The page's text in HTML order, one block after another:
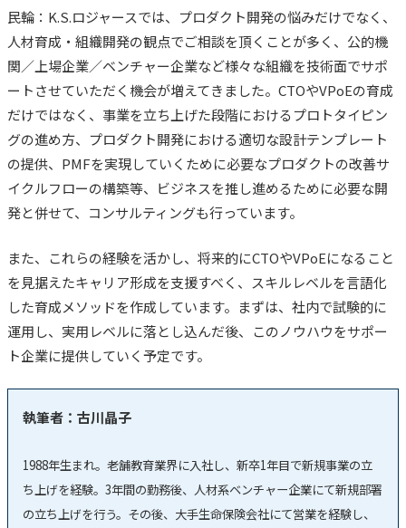
民輪：K.S.ロジャースでは、 プロダクト開発の悩みだけでなく、
人材育成・組織開発の観点でご相談を頂くことが多く、公的機
関／上場企業／ベンチャー企業など様々な組織を技術面でサポ
ートさせていただく機会が増えてきました。 CTOやVPoEの育成
だけではなく、 事業を立ち上げた段階におけるプロトタイピン
グの進め方、プロダクト開発における適切な設計テンプレート
の提供、PMFを実現していくために必要なプロダクトの改善サ
イクルフローの構築等、ビジネスを推し進めるために必要な開
発と併せて、コンサルティングも行っています。
また、これらの経験を活かし、将来的にCTOやVPoEになること
を見据えたキャリア形成を支援すべく、スキルレベルを言語化
した育成メソッドを作成しています。まずは、社内で試験的に
運用し、実用レベルに落とし込んだ後、このノウハウをサポー
ト企業に提供していく予定です。
執筆者：古川晶子
1988年生まれ。老舗教育業界に入社し、新卒1年目で新規事業の立
ち上げを経験。3年間の勤務後、人材系ベンチャー企業にて新規部署
の立ち上げを行う。その後、大手生命保険会社にて営業を経験し、